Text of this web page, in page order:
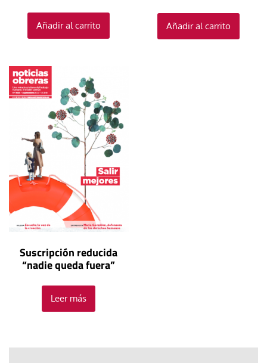
Añadir al carrito Añadir al carrito
Suscripción reducida
“nadie queda fuera”
Leer más